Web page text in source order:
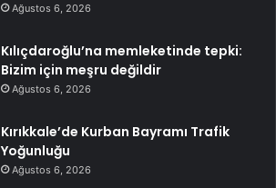
Ağustos 6, 2026
Kılıçdaroğlu’na memleketinde tepki:
Bizim için meşru değildir
Ağustos 6, 2026
Kırıkkale’de Kurban Bayramı Trafik
Yoğunluğu
Ağustos 6, 2026